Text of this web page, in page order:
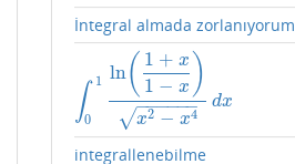
İntegral almada zorlanıyorum
∫ 1
0
ln( 1 + x
1 − x )
x2 − x4
− −
−−−−
√
dx
0 ln(1+x1−x)x2−x4dx
integrallenebilme